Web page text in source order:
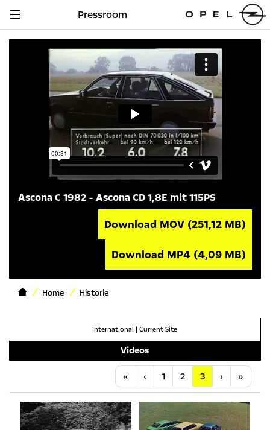
Navigation
Pressroom
Ascona C 1982 - Ascona CD 1,8E mit 115PS
Download MOV (251,12 MB)
Download MP4 (4,09 MB)
Home Historie
International | Current Site
Videos
« Anfang
‹ Vorherige
1 2 3 ›Nächste
»